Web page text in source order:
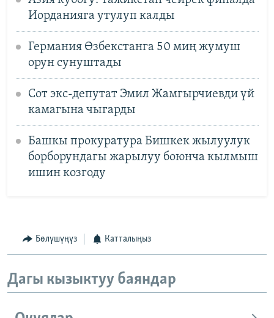
Иорданияга утулуп калды
Германия Өзбекстанга 50 миң жумуш
орун сунуштады
Сот экс-депутат Эмил Жамгырчиевди үй
камагына чыгарды
Башкы прокуратура Бишкек жылуулук
борборундагы жарылуу боюнча кылмыш
ишин козгоду
Бөлүшүңүз Катталыңыз
Дагы кызыктуу баяндар